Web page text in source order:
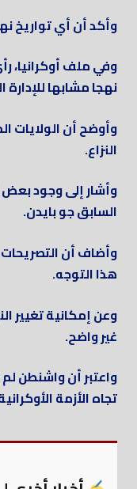
وأكد أن أي تواريخ
وفي ملف
نهجا مشابها للإدارة
وأوضح أن الولايات
النزاع.
وأشار إلى وجود
السابق جو بايدن.
وأضاف أن
هذا التوجه.
وعن إمكانية تغيير
غير واضح.
واعتبر أن واشنطن
تجاه الأزمة